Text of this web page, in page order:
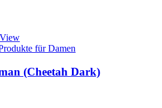
für Damen
(Cheetah Dark)